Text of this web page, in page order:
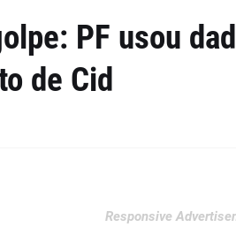
PF usou
de Cid
Responsive